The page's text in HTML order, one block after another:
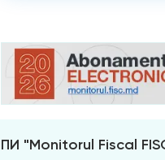
ПИ "Monitorul Fiscal